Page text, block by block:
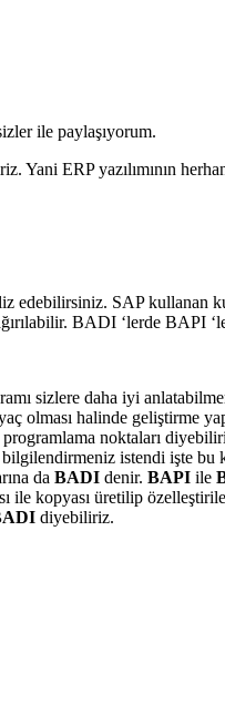
ile paylaşıyorum.
ERP yazılımının
edebilirsiniz. SAP kullanan
BADI ‘lerde BAPI
sizlere daha iyi
olması halinde geliştirme
noktaları
istendi işte bu
da BADI denir. BAPI ile
ile kopyası üretilip
diyebiliriz.